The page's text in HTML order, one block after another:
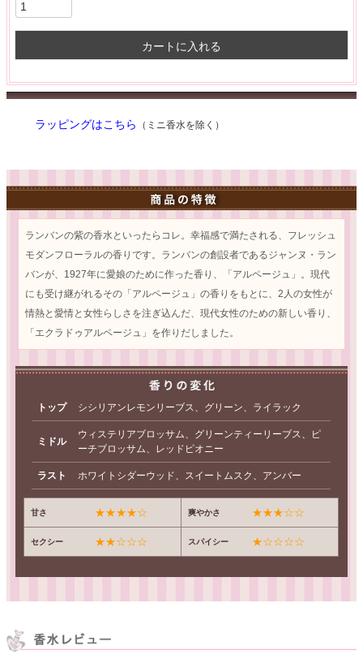
カートに入れる
ラッピングはこちら （ミニ香水を除く）
ランバンの紫の香水といったらコレ。幸福感で満たされる、フレッシュ
モダンフローラルの香りです。ランバンの創設者であるジャンヌ・ラン
バンが、1927年に愛娘のために作った香り、「アルページュ」。現代
にも受け継がれるその「アルページュ」の香りをもとに、2人の女性が
情熱と愛情と女性らしさを注ぎ込んだ、現代女性のための新しい香り、
「エクラドゥアルページュ」を作りだしました。
トップ シシリアンレモンリーブス、グリーン、ライラック
ミドル
ウィステリアブロッサム、グリーンティーリーブス、ピ
ーチブロッサム、レッドピオニー
ラスト ホワイトシダーウッド、スイートムスク、アンバー
甘さ ★★★★☆ 爽やかさ ★★★☆☆
セクシー ★★☆☆☆ スパイシー ★☆☆☆☆